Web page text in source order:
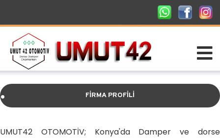
. FİRMA PROFİLİ
UMUT42 OTOMOTİV; Konya'da Damper ve dorse